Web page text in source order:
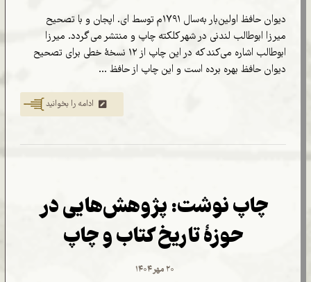
دیوان حافظ اولین‌بار به‌سال ۱۷۹۱م توسط ای. اپجان و با تصحیح
میرزا ابوطالب لندنی در شهر کلکته چاپ و منتشر می گردد. میرزا
ابوطالب اشاره می‌کند که در این چاپ از ۱۲ نسخۀ خطی برای تصحیح
دیوان حافظ بهره برده است و این چاپ از حافظ ...
ادامه را بخوانید
چاپ نوشت: پژوهش‌هایی در
حوزۀ تاریخ کتاب و چاپ
۲۰ مهر ۱۴۰۴